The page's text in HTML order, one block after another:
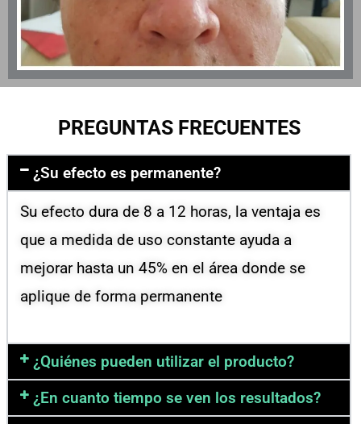
PREGUNTAS FRECUENTES
¿Su efecto es permanente?
Su efecto dura de 8 a 12 horas, la ventaja es
que a medida de uso constante ayuda a
mejorar hasta un 45% en el área donde se
aplique de forma permanente
¿Quiénes pueden utilizar el producto?
¿En cuanto tiempo se ven los resultados?